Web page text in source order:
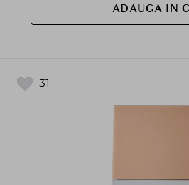
ADAUGA IN
31